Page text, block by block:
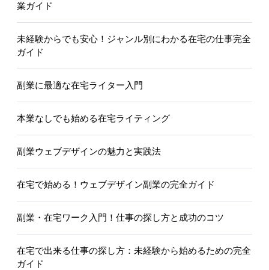
業ガイド
未経験からでも安心！ジャンル別にわかる在宅の仕事完全
ガイド
副業に最適な在宅ライター入門
本業なしでも始める在宅ライティング
副業ウェブデザインの魅力と実践法
在宅で始める！ウェブデザイン副業の完全ガイド
副業・在宅ワーク入門！仕事の探し方と成功のコツ
在宅で出来る仕事の探し方：未経験から始めるための完全
ガイド